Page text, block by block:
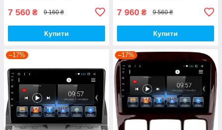
7 560 ₴ 9 160 ₴
Купити
7 960 ₴ 9 560 ₴
Купити
–17% –17%